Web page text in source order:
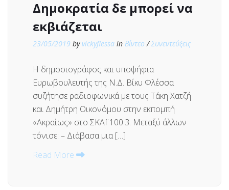
Δημοκρατία δε μπορεί να
εκβιάζεται
23/05/2019 by vickyflessa in Βίντεο /Συνεντεύξεις
Η δημοσιογράφος και υποψήφια
Ευρωβουλευτής της Ν.Δ. Βίκυ Φλέσσα
συζήτησε ραδιοφωνικά με τους Τάκη Χατζή
και Δημήτρη Οικονόμου στην εκπομπή
«Ακραίως» στο ΣΚΑΪ 100.3. Μεταξύ άλλων
τόνισε: – Διάβασα μια […]
Read More